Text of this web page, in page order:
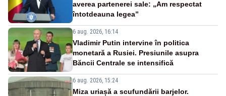
averea partenerei sale: „Am respectat
întotdeauna legea”
6 aug. 2026, 16:14
Vladimir Putin intervine în politica
monetară a Rusiei. Presiunile asupra
Băncii Centrale se intensifică
6 aug. 2026, 15:24
Miza uriașă a scufundării barjelor.